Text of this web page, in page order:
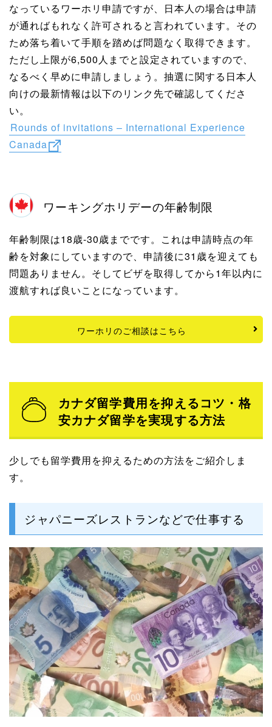
なっているワーホリ申請ですが、日本人の場合は申請
が通ればもれなく許可されると言われています。その
ため落ち着いて手順を踏めば問題なく取得できます。
ただし上限が6,500人までと設定されていますので、
なるべく早めに申請しましょう。抽選に関する日本人
向けの最新情報は以下のリンク先で確認してくださ
い。
Rounds of invitations – International Experience
Canada
ワーキングホリデーの年齢制限
年齢制限は18歳-30歳までです。これは申請時点の年
齢を対象にしていますので、申請後に31歳を迎えても
問題ありません。そしてビザを取得してから1年以内に
渡航すれば良いことになっています。
ワーホリのご相談はこちら
カナダ留学費用を抑えるコツ・格
安カナダ留学を実現する方法
少しでも留学費用を抑えるための方法をご紹介しま
す。
ジャパニーズレストランなどで仕事する